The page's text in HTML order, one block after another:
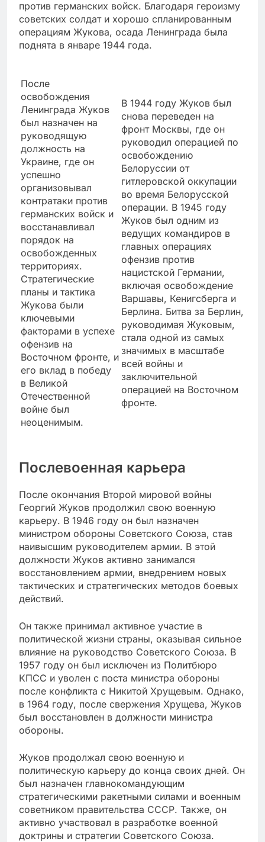
против германских войск. Благодаря героизму
советских солдат и хорошо спланированным
операциям Жукова, осада Ленинграда была
поднята в январе 1944 года.
После
освобождения
Ленинграда Жуков
был назначен на
руководящую
должность на
Украине, где он
успешно
организовывал
контратаки против
германских войск и
восстанавливал
порядок на
освобожденных
территориях.
Стратегические
планы и тактика
Жукова были
ключевыми
факторами в успехе
офензив на
Восточном фронте, и
его вклад в победу
в Великой
Отечественной
войне был
неоценимым.
В 1944 году Жуков был
снова переведен на
фронт Москвы, где он
руководил операцией по
освобождению
Белоруссии от
гитлеровской оккупации
во время Белорусской
операции. В 1945 году
Жуков был одним из
ведущих командиров в
главных операциях
офензив против
нацистской Германии,
включая освобождение
Варшавы, Кенигсберга и
Берлина. Битва за Берлин,
руководимая Жуковым,
стала одной из самых
значимых в масштабе
всей войны и
заключительной
операцией на Восточном
фронте.
Послевоенная карьера
После окончания Второй мировой войны
Георгий Жуков продолжил свою военную
карьеру. В 1946 году он был назначен
министром обороны Советского Союза, став
наивысшим руководителем армии. В этой
должности Жуков активно занимался
восстановлением армии, внедрением новых
тактических и стратегических методов боевых
действий.
Он также принимал активное участие в
политической жизни страны, оказывая сильное
влияние на руководство Советского Союза. В
1957 году он был исключен из Политбюро
КПСС и уволен с поста министра обороны
после конфликта с Никитой Хрущевым. Однако,
в 1964 году, после свержения Хрущева, Жуков
был восстановлен в должности министра
обороны.
Жуков продолжал свою военную и
политическую карьеру до конца своих дней. Он
был назначен главнокомандующим
стратегическими ракетными силами и военным
советником правительства СССР. Также, он
активно участвовал в разработке военной
доктрины и стратегии Советского Союза.